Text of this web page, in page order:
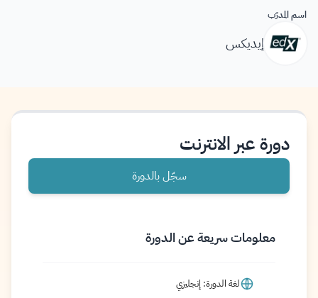
اسم المدرّب
إيديكس
دورة عبر الانترنت
سجّل بالدورة
معلومات سريعة عن الدورة
لغة الدورة: إنجليزي